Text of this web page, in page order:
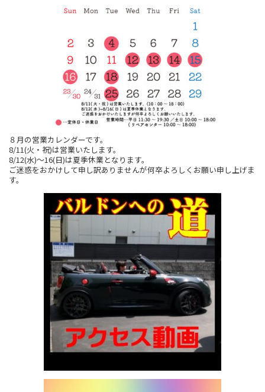
８月の営業カレンダーです。
8/11(火・祝)は営業いたします。
8/12(水)～16(日)は夏季休業となります。
ご迷惑をおかけして申し訳ありませんが何卒よろしくお願い申し上げま
す。